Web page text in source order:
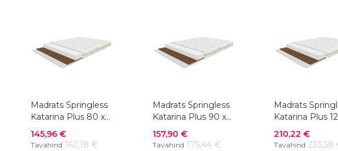
Madrats Springless
Katarina Plus 80 x
200 cm
Soodushind
145,96 €
Tavahind 162,18 €
Madrats Springless
Katarina Plus 90 x
200 cm
Soodushind
157,90 €
Tavahind 175,44 €
Madrats
Katarina Plus
200 cm
Soodushind
210,22 €
Tavahind 233,58